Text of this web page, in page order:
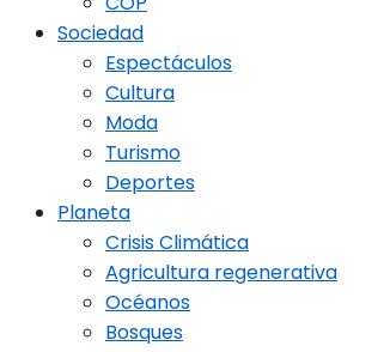
Sociedad
Espectáculos
Cultura
Moda
Turismo
Deportes
Planeta
Crisis Climática
Agricultura regenerativa
Océanos
Bosques